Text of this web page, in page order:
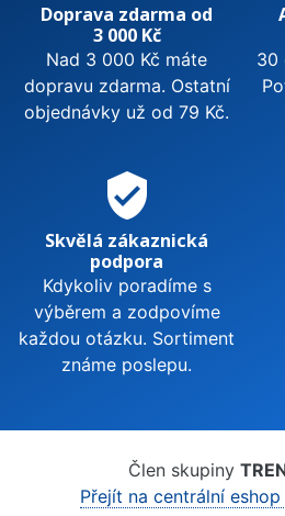
Doprava zdarma od
3 000 Kč
Nad 3 000 Kč máte
dopravu zdarma. Ostatní
objednávky už od 79 Kč.
30
verified_user
Skvělá zákaznická
podpora
Kdykoliv poradíme s
výběrem a zodpovíme
každou otázku. Sortiment
známe poslepu.
Člen skupiny
Přejít na centrální